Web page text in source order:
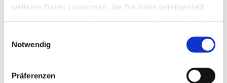
weiteren Daten zusammen, die Sie ihnen bereitgestellt
Notwendig
PräferenzenDies könnte Sie auch